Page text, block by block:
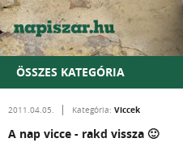
ÖSSZES KATEGÓRIA
2011.04.05. Kategória: Viccek
A nap vicce - rakd vissza 🙂